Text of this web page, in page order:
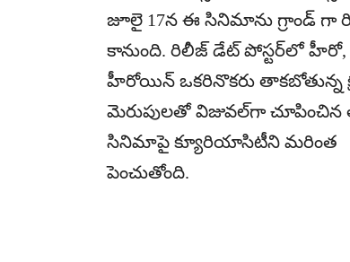
జూలై 17న ఈ సినిమాను గ్రాండ్ గా
కానుంది. రిలీజ్ డేట్ పోస్టర్‌లో హీరో,
హీరోయిన్ ఒకరినొకరు తాకబోతున్న
మెరుపులతో విజువల్‌గా చూపించిన
సినిమాపై క్యూరియాసిటీని మరింత
పెంచుతోంది.